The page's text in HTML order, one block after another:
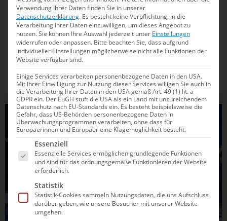
14.10.2025 15:45
Wasserspringerin Saskia Oettinghaus steigt
vom Brett
Die Dresdnerin sorgte bei Olympia 2024 in Paris für die
größte Überraschung aus deutscher Sicht. Nach ihrem
Karriereende will sie sich jetzt einen anderen Traum
erfüllen.
TIPPS & TRICKS
Verwendung Ihrer Daten finden Sie in unserer
Datenschutzerklärung. Es besteht keine Verpflichtung, in die
Verarbeitung Ihrer Daten einzuwilligen, um dieses Angebot zu
nutzen.Sie können Ihre Auswahl jederzeit unter Einstellungen
widerrufen oder anpassen. Bitte beachten Sie, dass aufgrund
individueller Einstellungen möglicherweise nicht alle Funktionen der
Website verfügbar sind.
Einige Services verarbeiten personenbezogene Daten in den USA.
Mit Ihrer Einwilligung zur Nutzung dieser Services willigen Sie auch in
die Verarbeitung Ihrer Daten in den USA gemäß Art. 49 (1) lit. a
GDPR ein. Der EuGH stuft die USA als ein Land mit unzureichendem
Datenschutz nach EU-Standards ein. Es besteht beispielsweise die
Gefahr, dass US-Behörden personenbezogene Daten in
Überwachungsprogrammen verarbeiten, ohne dass für
Europäerinnen und Europäer eine Klagemöglichkeit besteht.
Es folgt eine Liste der Service-Gruppen, für die
Essenziell
Essenzielle Services ermöglichen grundlegende Funktionen
und sind für das ordnungsgemäße Funktionieren der Website
erforderlich.
Statistik
Statistik-Cookies sammeln Nutzungsdaten, die uns Aufschluss
darüber geben, wie unsere Besucher mit unserer Website
umgehen.